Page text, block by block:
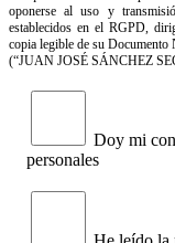
oponerse al uso y
establecidos en el RGPD,
copia legible de su
(“JUAN JOSÉ SÁNCHEZ
Doy mi
personales